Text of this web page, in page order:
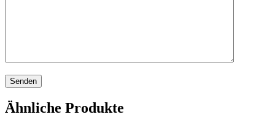
Ähnliche Produkte